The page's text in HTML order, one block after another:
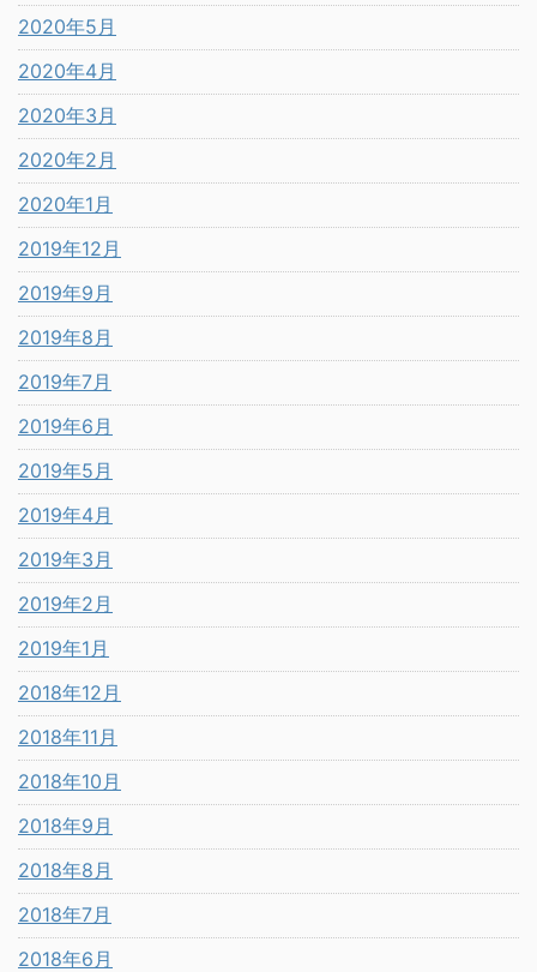
2020年5月
2020年4月
2020年3月
2020年2月
2020年1月
2019年12月
2019年9月
2019年8月
2019年7月
2019年6月
2019年5月
2019年4月
2019年3月
2019年2月
2019年1月
2018年12月
2018年11月
2018年10月
2018年9月
2018年8月
2018年7月
2018年6月